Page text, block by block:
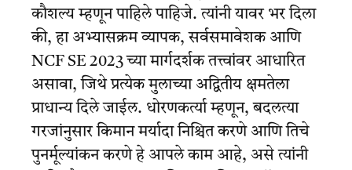
कौशल्य म्हणून पाहिले पाहिजे. त्यांनी यावर भर दिला
की, हा अभ्यासक्रम व्यापक, सर्वसमावेशक आणि
NCF SE 2023 च्या मार्गदर्शक तत्त्वांवर आधारित
असावा, जिथे प्रत्येक मुलाच्या अद्वितीय क्षमतेला
प्राधान्य दिले जाईल. धोरणकर्त्या म्हणून, बदलत्या
गरजांनुसार किमान मर्यादा निश्चित करणे आणि तिचे
पुनर्मूल्यांकन करणे हे आपले काम आहे, असे त्यांनी